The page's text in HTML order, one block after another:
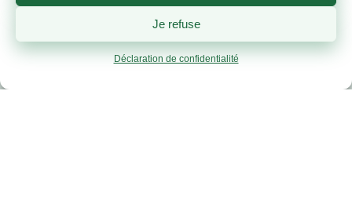
Je refuse
Déclaration de confidentialité